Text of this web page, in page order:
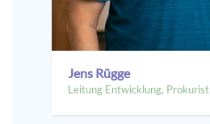
Jens Rügge
Leitung Entwicklung, Prokurist